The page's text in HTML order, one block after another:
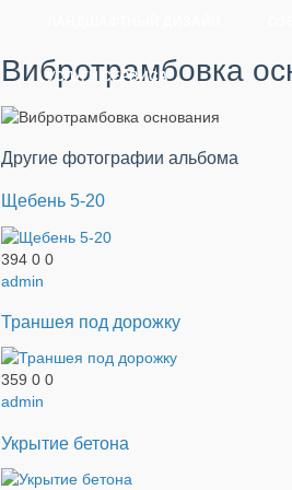
УСЛУГИ СЕРВИСА
Вибротрамбовка
Другие фотографии альбома
Щебень 5-20
394 0 0
admin
Траншея под дорожку
359 0 0
admin
Укрытие бетона